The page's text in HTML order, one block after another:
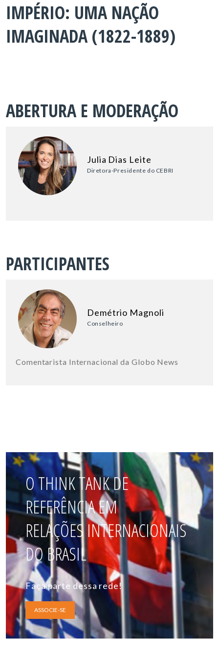
IMPÉRIO: UMA NAÇÃO
IMAGINADA (1822-1889)
ABERTURA E MODERAÇÃO
Julia Dias Leite
Diretora-Presidente do CEBRI
PARTICIPANTES
Demétrio Magnoli
Conselheiro
Comentarista Internacional da Globo News
O THINK TANK DE
REFERÊNCIA EM
RELAÇÕES INTERNACIONAIS
DO BRASIL
Faça parte dessa rede!
ASSOCIE-SE